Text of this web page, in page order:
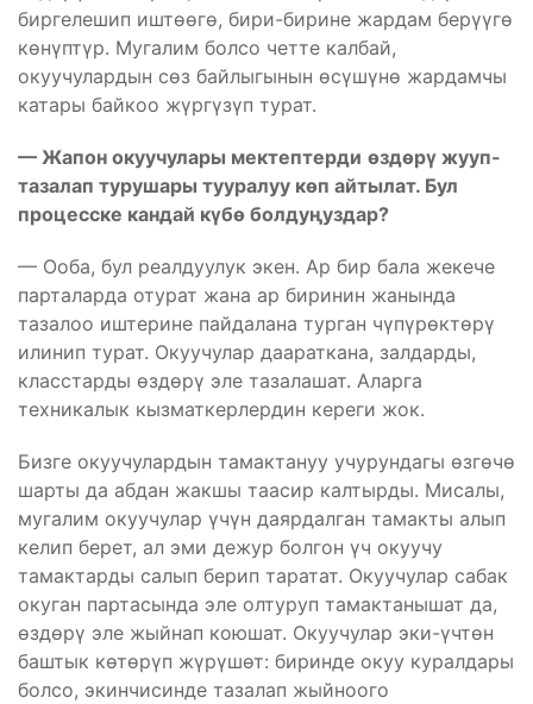
биргелешип иштөөгө, бири-бирине жардам берүүгө
көнүптүр. Мугалим болсо четте калбай,
окуучулардын сөз байлыгынын өсүшүнө жардамчы
катары байкоо жүргүзүп турат.
— Жапон окуучулары мектептерди өздөрү жууп-
тазалап турушары тууралуу көп айтылат. Бул
процесске кандай күбө болдуңуздар?
— Ооба, бул реалдуулук экен. Ар бир бала жекече
парталарда отурат жана ар биринин жанында
тазалоо иштерине пайдалана турган чүпүрөктөрү
илинип турат. Окуучулар даараткана, залдарды,
класстарды өздөрү эле тазалашат. Аларга
техникалык кызматкерлердин кереги жок.
Бизге окуучулардын тамактануу учурундагы өзгөчө
шарты да абдан жакшы таасир калтырды. Мисалы,
мугалим окуучулар үчүн даярдалган тамакты алып
келип берет, ал эми дежур болгон үч окуучу
тамактарды салып берип таратат. Окуучулар сабак
окуган партасында эле олтуруп тамактанышат да,
өздөрү эле жыйнап коюшат. Окуучулар эки-үчтөн
баштык көтөрүп жүрүшөт: биринде окуу куралдары
болсо, экинчисинде тазалап жыйноого